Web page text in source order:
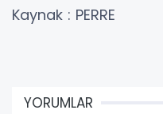
Kaynak : PERRE
YORUMLAR